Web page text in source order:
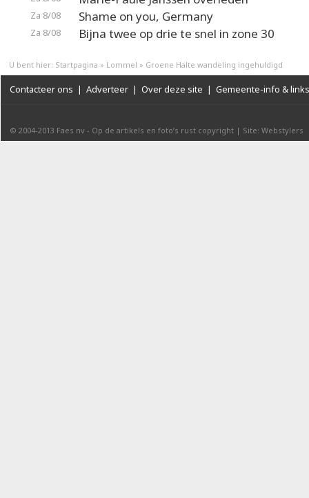
Za 8/08 Shame on you, Germany
Za 8/08 Bijna twee op drie te snel in zone 30
U bent hier: Startpagina » Lommel » Groene Halte wandeling ingehuldigd
Contacteer ons | Adverteer | Over deze site | Gemeente-info & links
© 2004-2013 Faes nv - Op de artikels en foto’s rust copyright | Site: Webstylers